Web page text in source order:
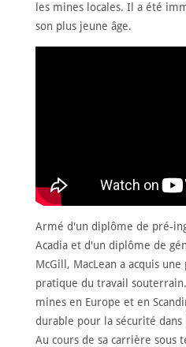
ANNUELLE
NOUVELLES
SPONSORS
DE
SOUTIEN
CONTACT
les mines locales. Il a été
son plus jeune âge.
Armé d'un diplôme de pré-
Acadia et d'un diplôme de
McGill, MacLean a acquis
pratique du travail
mines en Europe et en
durable pour la sécurité
Au cours de sa carrière sous